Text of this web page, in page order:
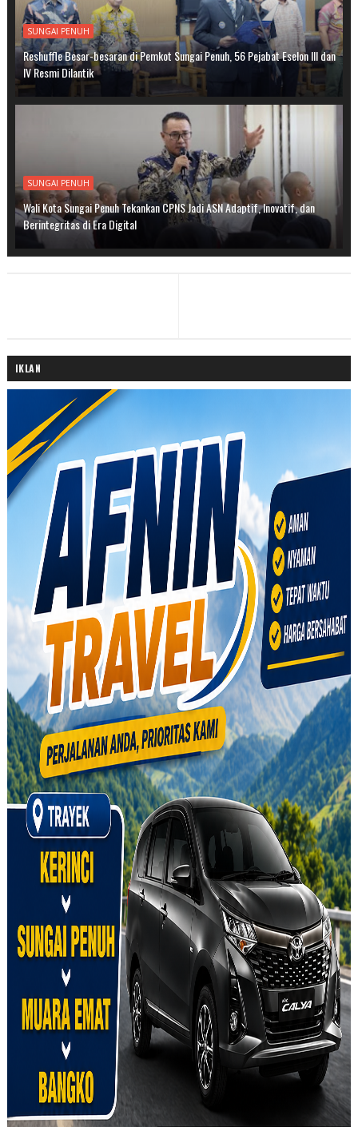
SUNGAI PENUH
Reshuffle Besar-besaran di Pemkot Sungai Penuh, 56 Pejabat Eselon III dan
IV Resmi Dilantik
SUNGAI PENUH
Wali Kota Sungai Penuh Tekankan CPNS Jadi ASN Adaptif, Inovatif, dan
Berintegritas di Era Digital
IKLAN